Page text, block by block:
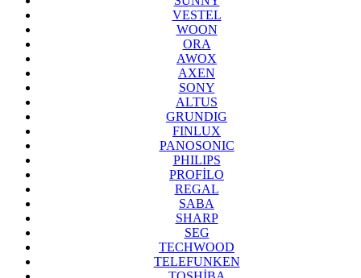
VESTEL
WOON
ORA
AWOX
AXEN
SONY
ALTUS
GRUNDIG
FINLUX
PANOSONIC
PHILIPS
PROFİLO
REGAL
SABA
SHARP
SEG
TECHWOOD
TELEFUNKEN